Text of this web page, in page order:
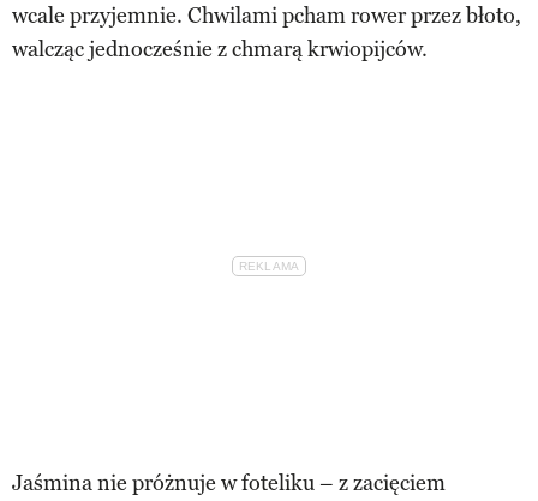
wcale przyjemnie. Chwilami pcham rower przez błoto,
walcząc jednocześnie z chmarą krwiopijców.
Jaśmina nie próżnuje w foteliku – z zacięciem